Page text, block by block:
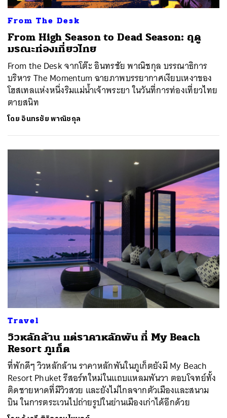
From The Desk
From High Season to Dead Season: ฤดู
มรณะท่องเที่ยวไทย
From the Desk จากโต๊ะ อินทรชัย พาณิชกุล บรรณาธิการ
บริหาร The Momentum ฉายภาพบรรยากาศเงียบเหงาของ
โฮสเทลแห่งหนึ่งริมแม่น้ำเจ้าพระยา ในวันที่การท่องเที่ยวไทย
ตายสนิท
โดย อินทรชัย พาณิชกุล
Travel
วิวหลักล้าน แต่ราคาหลักพัน ที่ My Beach
Resort ภูเก็ต
ที่พักดีๆ วิวหลักล้าน ราคาหลักพันในภูเก็ตยังมี My Beach
Resort Phuket รีสอร์ทใหม่ในแถบแหลมพันวา ตอบโจทย์ทั้ง
ติดชายหาดที่มีวิวสวย และยังไม่ไกลจากตัวเมืองและสนาม
บิน ในการตระเวนไปถ่ายรูปในย่านเมืองเก่าได้อีกด้วย
ค้นหา